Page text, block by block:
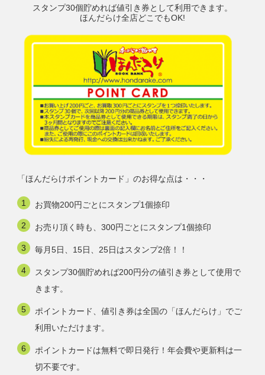
スタンプ30個貯めれば値引き券として利用できます。
ほんだらけ全店どこでもOK!
「ほんだらけポイントカード」のお得な点は・・・
お買物200円ごとにスタンプ1個捺印
お売り頂く時も、300円ごとにスタンプ1個捺印
毎月5日、15日、25日はスタンプ2倍！！
スタンプ30個貯めれば200円分の値引き券として使用で
きます。
ポイントカード、値引き券は全国の「ほんだらけ」でご
利用いただけます。
ポイントカードは無料で即日発行！年会費や更新料は一
切不要です。